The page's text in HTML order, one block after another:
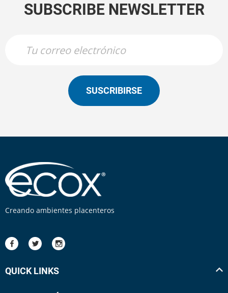
SUBSCRIBE NEWSLETTER
SUSCRIBIRSE
Creando ambientes placenteros
QUICK LINKS